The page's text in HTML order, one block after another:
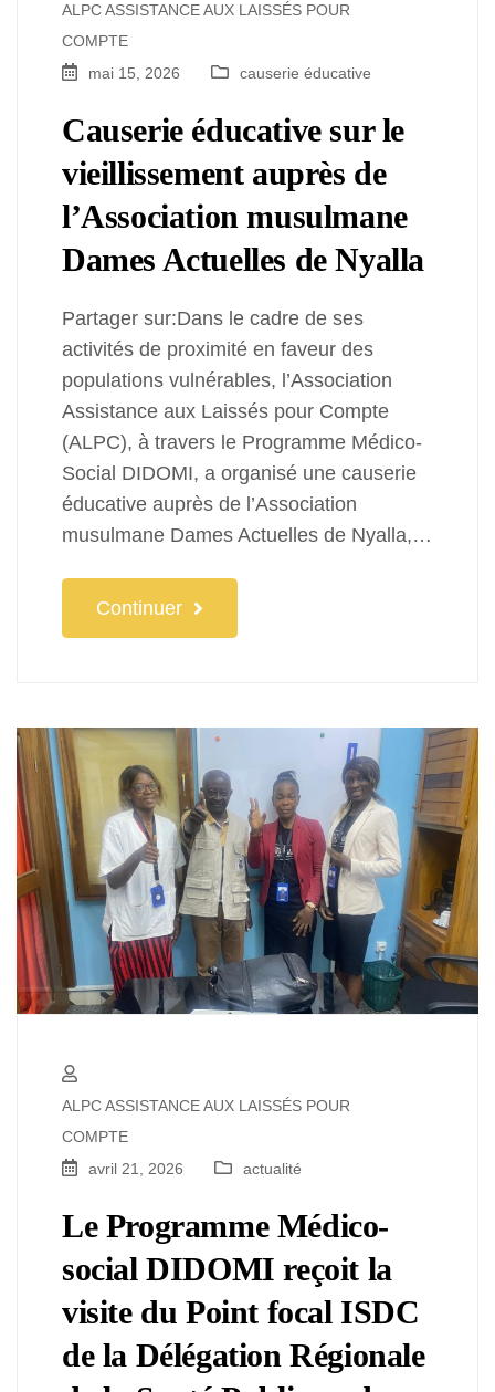
ALPC ASSISTANCE AUX LAISSÉS POUR
COMPTE
mai 15, 2026
causerie éducative
Causerie éducative sur le
vieillissement auprès de
l’Association musulmane
Dames Actuelles de Nyalla
Partager sur:Dans le cadre de ses
activités de proximité en faveur des
populations vulnérables, l’Association
Assistance aux Laissés pour Compte
(ALPC), à travers le Programme Médico-
Social DIDOMI, a organisé une causerie
éducative auprès de l’Association
musulmane Dames Actuelles de Nyalla,…
Continuer
ALPC ASSISTANCE AUX LAISSÉS POUR
COMPTE
avril 21, 2026
actualité
Le Programme Médico-
social DIDOMI reçoit la
visite du Point focal ISDC
de la Délégation Régionale